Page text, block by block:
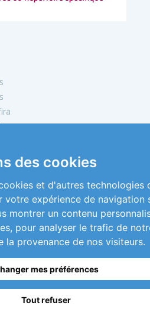
des cookies
et d'autres technologies
votre expérience de navigation
montrer un contenu
pour analyser le trafic de
la provenance de nos visiteurs.
mes préférences
Tout refuser